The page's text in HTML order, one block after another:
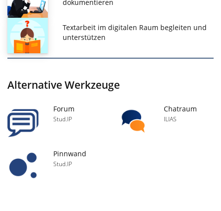
dokumentieren
Textarbeit im digitalen Raum begleiten und
unterstützen
Alternative Werkzeuge
Forum
Stud.IP
Pinnwand
Stud.IP
Chatraum
ILIAS